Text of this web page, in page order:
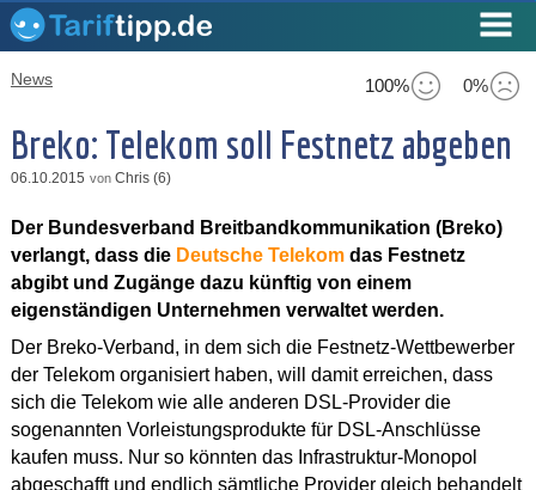
100% 0%
News
Breko: Telekom soll Festnetz abgeben
06.10.2015 von Chris (6)
Der Bundesverband Breitbandkommunikation (Breko)
verlangt, dass die Deutsche Telekomdas Festnetz
abgibt und Zugänge dazu künftig von einem
eigenständigen Unternehmen verwaltet werden.
Der Breko-Verband, in dem sich die Festnetz-Wettbewerber
der Telekom organisiert haben, will damit erreichen, dass
sich die Telekom wie alle anderen DSL-Provider die
sogenannten Vorleistungsprodukte für DSL-Anschlüsse
kaufen muss. Nur so könnten das Infrastruktur-Monopol
abgeschafft und endlich sämtliche Provider gleich behandelt